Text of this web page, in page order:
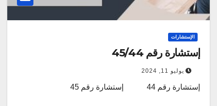
الإستشارات
إستشارة رقم 45/44
يوليو 11, 2024
إستشارة رقم 44 إستشارة رقم 45